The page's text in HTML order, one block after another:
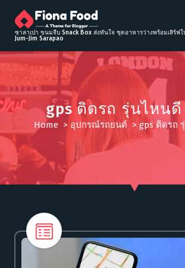
t
o
c
o
n
e
t
ซาลาเปา ขนมจีบ Snack Box ส่งทันใจ ชุดอาหารว่างพร้อมเสิร์ฟ
Jum-Jim Sarapao
gps ติดรถ รุ่นไหนดี
Home> อุปกรณ์รถยนต์ > gps ติดรถ